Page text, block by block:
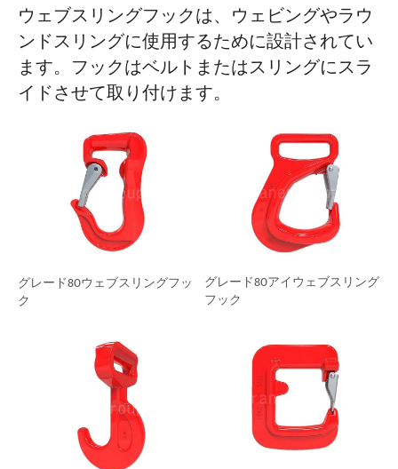
ウェブスリングフックは、ウェビングやラウ
ンドスリングに使用するために設計されてい
ます。フックはベルトまたはスリングにスラ
イドさせて取り付けます。
グレード80ウェブスリングフッ
ク
グレード80アイウェブスリング
フック